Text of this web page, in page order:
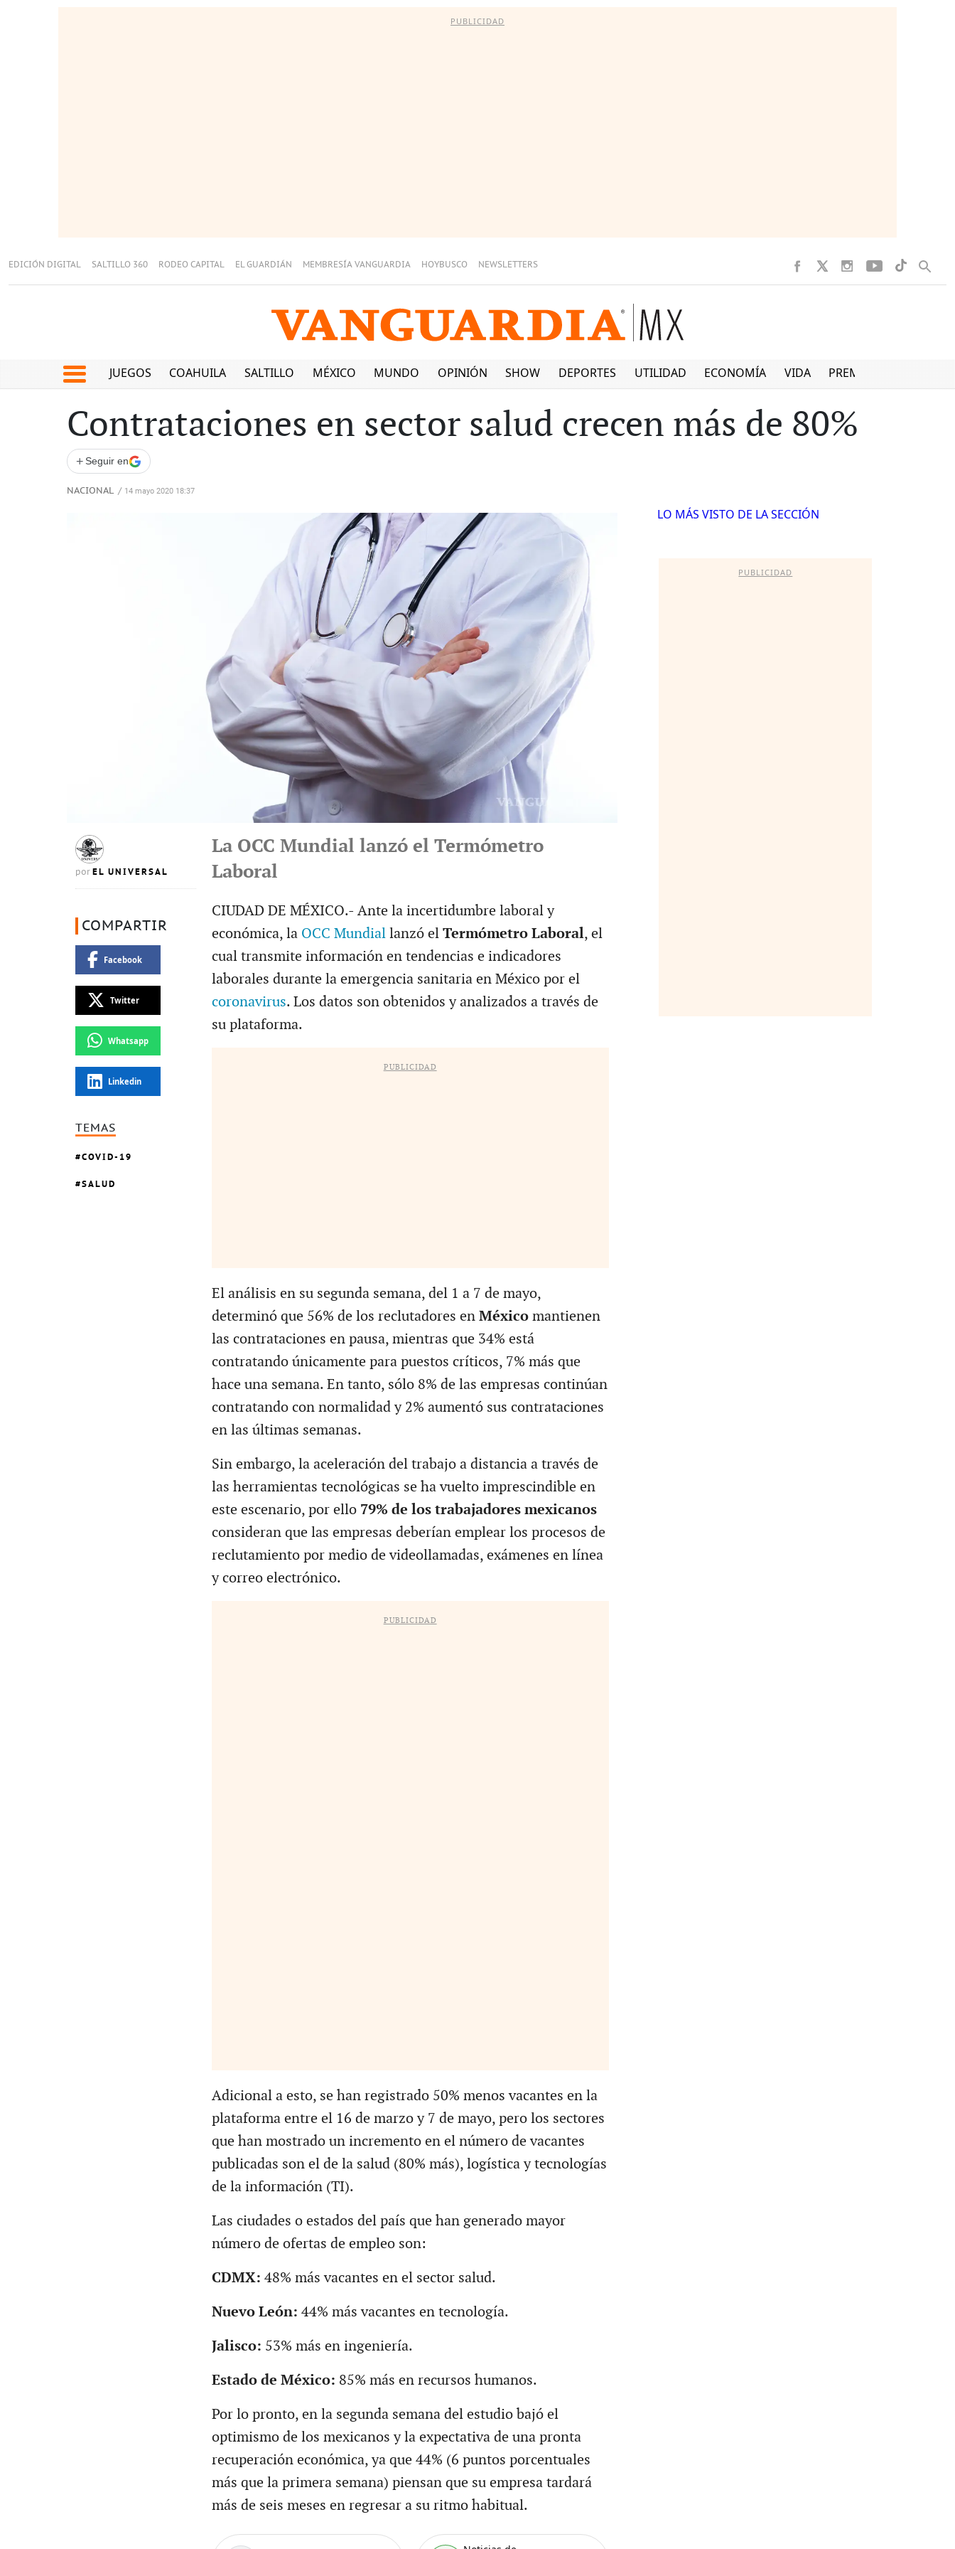
PUBLICIDAD
EDICIÓN DIGITAL SALTILLO 360 RODEO CAPITAL EL GUARDIÁN MEMBRESÍA VANGUARDIA HOYBUSCO NEWSLETTERS
JUEGOS COAHUILA SALTILLO MÉXICO MUNDO OPINIÓN SHOW DEPORTES UTILIDAD ECONOMÍA VIDA PREMIUM
Contrataciones en sector salud crecen más de 80%
+ Seguir en
NACIONAL / 14 mayo 2020 18:37
por EL UNIVERSAL
COMPARTIR
Facebook
Twitter
Whatsapp
Linkedin
TEMAS
COVID-19
SALUD
La OCC Mundial lanzó el Termómetro
Laboral
CIUDAD DE MÉXICO.- Ante la incertidumbre laboral y
económica, laOCC Mundiallanzó el Termómetro Laboral, el
cual transmite información en tendencias e indicadores
laborales durante la emergencia sanitaria en México por el
coronavirus. Los datos son obtenidos y analizados a través de
su plataforma.
PUBLICIDAD
El análisis en su segunda semana, del 1 a 7 de mayo,
determinó que 56% de los reclutadores en México mantienen
las contrataciones en pausa, mientras que 34% está
contratando únicamente para puestos críticos, 7% más que
hace una semana. En tanto, sólo 8% de las empresas continúan
contratando con normalidad y 2% aumentó sus contrataciones
en las últimas semanas.
Sin embargo, la aceleración del trabajo a distancia a través de
las herramientas tecnológicas se ha vuelto imprescindible en
este escenario, por ello 79% de los trabajadores mexicanos
consideran que las empresas deberían emplear los procesos de
reclutamiento por medio de videollamadas, exámenes en línea
y correo electrónico.
PUBLICIDAD
Adicional a esto, se han registrado 50% menos vacantes en la
plataforma entre el 16 de marzo y 7 de mayo, pero los sectores
que han mostrado un incremento en el número de vacantes
publicadas son el de la salud (80% más), logística y tecnologías
de la información (TI).
Las ciudades o estados del país que han generado mayor
número de ofertas de empleo son:
CDMX: 48% más vacantes en el sector salud.
Nuevo León: 44% más vacantes en tecnología.
Jalisco: 53% más en ingeniería.
Estado de México: 85% más en recursos humanos.
Por lo pronto, en la segunda semana del estudio bajó el
optimismo de los mexicanos y la expectativa de una pronta
recuperación económica, ya que 44% (6 puntos porcentuales
más que la primera semana) piensan que su empresa tardará
más de seis meses en regresar a su ritmo habitual.
LO MÁS VISTO DE LA SECCIÓN
PUBLICIDAD